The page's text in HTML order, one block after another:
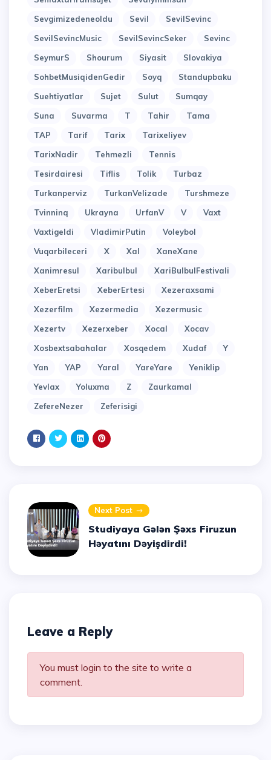
Sevgimizedeneoldu
Sevil
SevilSevinc
SevilSevincMusic
SevilSevincSeker
Sevinc
SeymurS
Shourum Siyasit
Slovakiya
SohbetMusiqidenGedir
Soyq
Standupbaku
Suehtiyatlar
Sujet Sulut
Sumqay
Suna
Suvarma T Tahir
Tama
TAP
Tarif Tarix
Tarixeliyev
TarixNadir
Tehmezli
Tennis
Tesirdairesi
Tiflis Tolik
Turbaz
Turkanperviz
TurkanVelizade
Turshmeze
Tvinninq
Ukrayna UrfanV V
Vaxt
Vaxtigeldi
VladimirPutin
Voleybol
Vuqarbileceri
X Xal
XaneXane
Xanimresul
Xaribulbul
XariBulbulFestivali
XeberEretsi
XeberErtesi
Xezeraxsami
Xezerfilm
Xezermedia
Xezermusic
Xezertv
Xezerxeber Xocal
Xocav
Xosbextsabahalar
Xosqedem Xudaf
Y
Yan
YAP Yaral YareYare
Yeniklip
Yevlax
Yoluxma Z
Zaurkamal
ZefereNezer
Zeferisigi
Next Post
Studiyaya Gələn Şəxs Firuzun
Həyatını Dəyişdirdi!
Leave a Reply
You must login to the site to write a
comment.